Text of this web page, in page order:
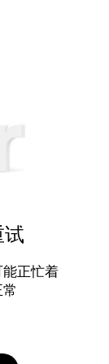
试
正忙着